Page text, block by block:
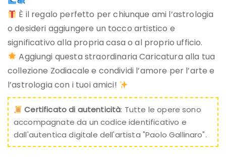
È il regalo perfetto per chiunque ami l’astrologia
o desideri aggiungere un tocco artistico e
significativo alla propria casa o al proprio ufficio.
Aggiungi questa straordinaria Caricatura alla tua
collezione Zodiacale e condividi l’amore per l’arte e
l’astrologia con i tuoi amici!
Certificato di autenticità: Tutte le opere sono
accompagnate da un codice identificativo e
dall'autentica digitale dell'artista "Paolo Gallinaro".